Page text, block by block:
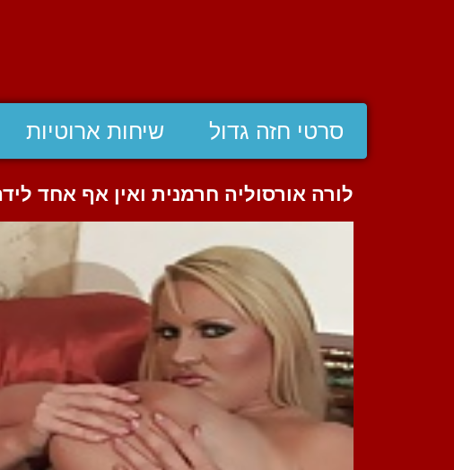
סרטי חזה גדול שיחות ארוטיות
לורה אורסוליה חרמנית ואין אף אחד